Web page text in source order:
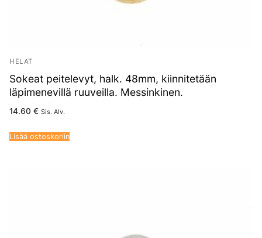
HELAT
Sokeat peitelevyt, halk. 48mm, kiinnitetään
läpimenevillä ruuveilla. Messinkinen.
14.60 € Sis. Alv.
Lisää ostoskoriin